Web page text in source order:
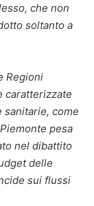
che non
soltanto a
Regioni
caratterizzate
sanitarie, come
pesa
nel dibattito
delle
sui flussi